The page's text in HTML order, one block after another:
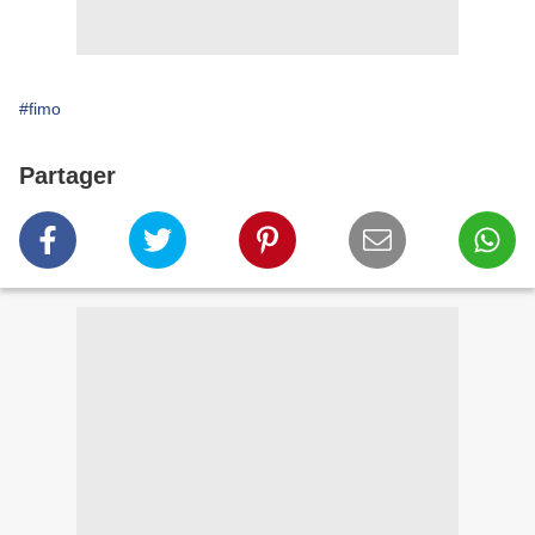
#fimo
Partager